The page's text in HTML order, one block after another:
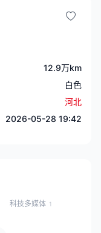
12.9万km
白色
河北
2026-05-28 19:42
科技多媒体 1